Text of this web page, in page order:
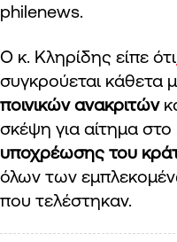
philenews.
Ο κ. Κληρίδης είπε ότι
συγκρούεται κάθετα
ποινικών ανακριτών
σκέψη για αίτημα
υποχρέωσης του
όλων των
που τελέστηκαν.